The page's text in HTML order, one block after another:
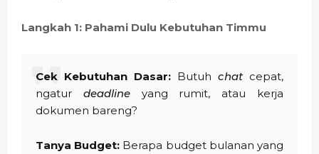
Langkah 1: Pahami Dulu Kebutuhan Timmu
Cek Kebutuhan Dasar: Butuh chatcepat,
ngatur deadlineyang rumit, atau kerja
dokumen bareng?
Tanya Budget: Berapa budget bulanan yang